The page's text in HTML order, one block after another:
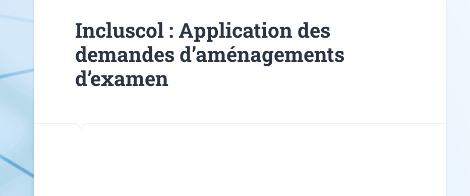
Incluscol : Application des
demandes d’aménagements
d’examen